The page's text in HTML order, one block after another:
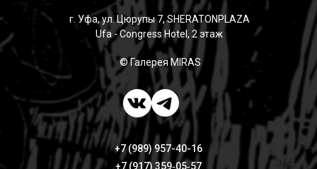
г. Уфа, ул. Цюрупы 7, SHERATONPLAZA
Ufa - Congress Hotel, 2 этаж
© Галерея MIRAS
+7 (989) 957-40-16
+7 (917) 359‑05‑57